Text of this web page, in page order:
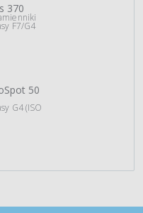
370
F7/G4
50
G4 (ISO